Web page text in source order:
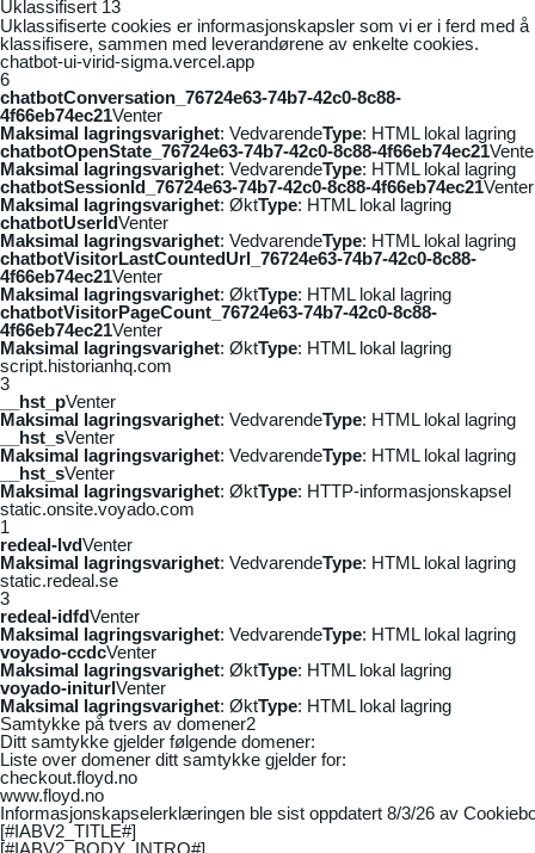
Uklassifisert 13
Uklassifiserte cookies er informasjonskapsler som vi er i ferd med å
klassifisere, sammen med leverandørene av enkelte cookies.
chatbot-ui-virid-sigma.vercel.app
6
chatbotConversation_76724e63-74b7-42c0-8c88-
4f66eb74ec21Venter
Maksimal lagringsvarighet: VedvarendeType: HTML lokal lagring
chatbotOpenState_76724e63-74b7-42c0-8c88-4f66eb74ec21
Maksimal lagringsvarighet: VedvarendeType: HTML lokal lagring
chatbotSessionId_76724e63-74b7-42c0-8c88-4f66eb74ec21Venter
Maksimal lagringsvarighet: ØktType: HTML lokal lagring
chatbotUserIdVenter
Maksimal lagringsvarighet: VedvarendeType: HTML lokal lagring
chatbotVisitorLastCountedUrl_76724e63-74b7-42c0-8c88-
4f66eb74ec21Venter
Maksimal lagringsvarighet: ØktType: HTML lokal lagring
chatbotVisitorPageCount_76724e63-74b7-42c0-8c88-
4f66eb74ec21Venter
Maksimal lagringsvarighet: ØktType: HTML lokal lagring
script.historianhq.com
3
__hst_pVenter
Maksimal lagringsvarighet: VedvarendeType: HTML lokal lagring
__hst_sVenter
Maksimal lagringsvarighet: VedvarendeType: HTML lokal lagring
__hst_sVenter
Maksimal lagringsvarighet: ØktType: HTTP-informasjonskapsel
static.onsite.voyado.com
1
redeal-lvdVenter
Maksimal lagringsvarighet: VedvarendeType: HTML lokal lagring
static.redeal.se
3
redeal-idfdVenter
Maksimal lagringsvarighet: VedvarendeType: HTML lokal lagring
voyado-ccdcVenter
Maksimal lagringsvarighet: ØktType: HTML lokal lagring
voyado-initurlVenter
Maksimal lagringsvarighet: ØktType: HTML lokal lagring
Samtykke på tvers av domener2
Ditt samtykke gjelder følgende domener:
Liste over domener ditt samtykke gjelder for:
checkout.floyd.no
www.floyd.no
Informasjonskapselerklæringen ble sist oppdatert 8/3/26 av
[#IABV2_TITLE#]
[#IABV2_BODY_INTRO#]